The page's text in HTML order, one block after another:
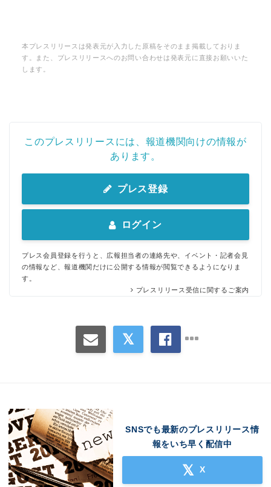
本プレスリリースは発表元が入力した原稿をそのまま掲載しておりま
す。また、プレスリリースへのお問い合わせは発表元に直接お願いいた
します。
このプレスリリースには、報道機関向けの情報が
あります。
プレス登録
ログイン
プレス会員登録を行うと、広報担当者の連絡先や、イベント・記者会見
の情報など、報道機関だけに公開する情報が閲覧できるようになりま
す。
プレスリリース受信に関するご案内
SNSでも最新のプレスリリース情
報をいち早く配信中
X